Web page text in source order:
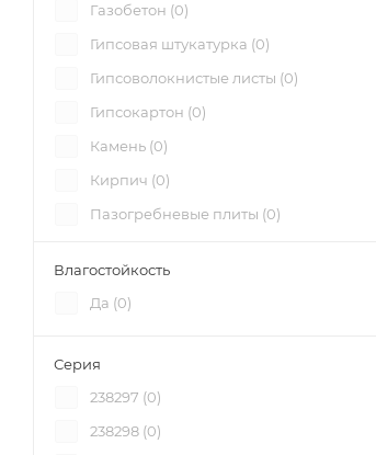
Газобетон (0)
Гипсовая штукатурка (0)
Гипсоволокнистые листы (0)
Гипсокартон (0)
Камень (0)
Кирпич (0)
Пазогребневые плиты (0)
Швы гипсокартона (
Влагостойкость
Да (0)
Серия
238297 (0)
238298 (0)